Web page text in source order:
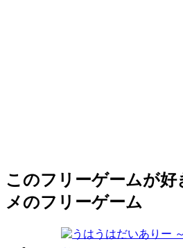
このフリーゲームが好
メのフリーゲーム